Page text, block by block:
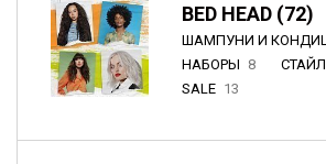
BED HEAD (72)
ШАМПУНИ И
НАБОРЫ 8
SALE 13